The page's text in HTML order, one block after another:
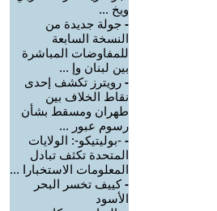
ويخ ...
- جولة جديدة من
النسخة السابعة
للمفاوضات المباشرة
بين لبنان وإ ...
- رويترز تكشف إحدى
نقاط الخلاف بين
طهران ومسقط بشأن
رسوم عبور ...
- -بوليتيكو-: الولايات
المتحدة تكثف تبادل
المعلومات الاستخبارا ...
-كييف تخسر البحر
الأسود